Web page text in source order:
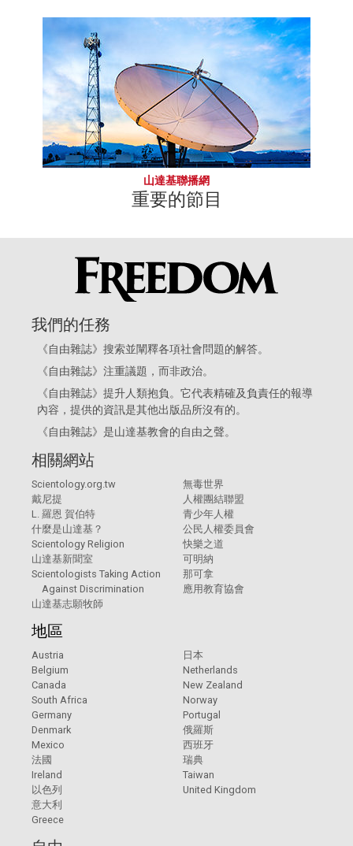
山達基聯播網
重要的節目
我們的任務
《自由雜誌》搜索並闡釋各項社會問題的解答。
《自由雜誌》注重議題，而非政治。
《自由雜誌》提升人類抱負。它代表精確及負責任的報導
內容，提供的資訊是其他出版品所沒有的。
《自由雜誌》是山達基教會的自由之聲。
相關網站
Scientology.org.tw
戴尼提
L. 羅恩 賀伯特
什麼是山達基？
Scientology Religion
山達基新聞室
Scientologists Taking Action
Against Discrimination
山達基志願牧師
無毒世界
人權團結聯盟
青少年人權
公民人權委員會
快樂之道
可明納
那可拿
應用教育協會
地區
Austria
Belgium
Canada
South Africa
Germany
Denmark
Mexico
法國
Ireland
以色列
意大利
Greece
日本
Netherlands
New Zealand
Norway
Portugal
俄羅斯
西班牙
瑞典
Taiwan
United Kingdom